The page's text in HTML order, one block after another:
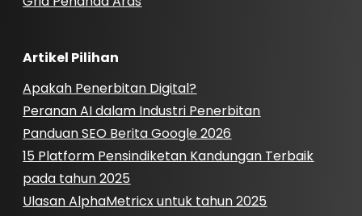
Artikel Pilihan
Apakah Penerbitan Digital?
Peranan AI dalam Industri Penerbitan
Panduan SEO Berita Google 2026
15 Platform Pensindiketan Kandungan Terbaik
pada tahun 2025
Ulasan AlphaMetricx untuk tahun 2025